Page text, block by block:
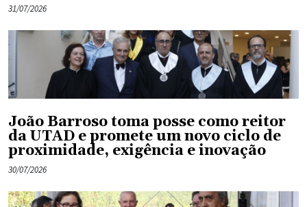
31/07/2026
João Barroso toma posse como reitor
da UTAD e promete um novo ciclo de
proximidade, exigência e inovação
30/07/2026